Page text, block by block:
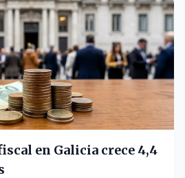
en Galicia crece 4,4